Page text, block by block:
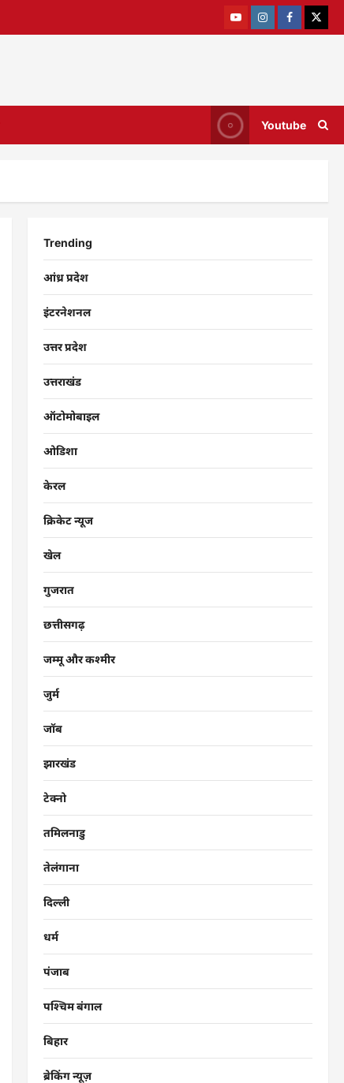
Youtube
Trending
आंध्र प्रदेश
इंटरनेशनल
उत्तर प्रदेश
उत्तराखंड
ऑटोमोबाइल
ओडिशा
केरल
क्रिकेट न्यूज
खेल
गुजरात
छत्तीसगढ़
जम्मू और कश्मीर
जुर्म
जॉब
झारखंड
टेक्नो
तमिलनाडु
तेलंगाना
दिल्ली
धर्म
पंजाब
पश्चिम बंगाल
बिहार
ब्रेकिंग न्यूज़